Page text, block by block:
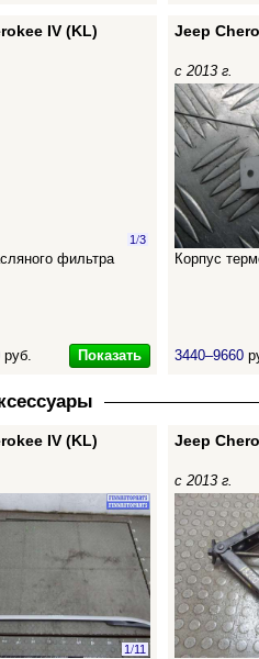
IV (KL)
1/3
фильтра
руб. Показать
Jeep
с 2013 г.
Корпус
3440–9660
IV (KL)
1/11
Jeep
с 2013 г.